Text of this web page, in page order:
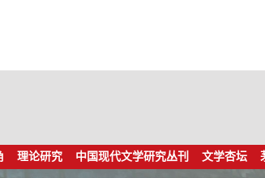
理论研究 中国现代文学研究丛刊 文学杏坛